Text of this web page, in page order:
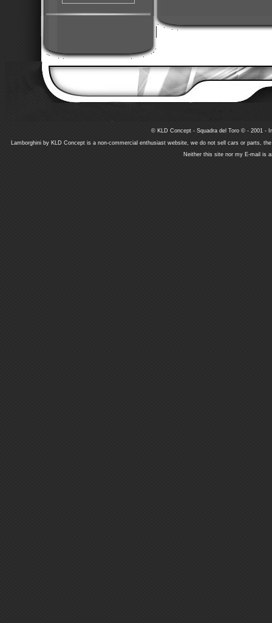
© KLD Concept - Squadra del Toro © - 2001 -
Lamborghini by KLD Concept is a non-commercial enthusiast website, we do not sell cars or parts,
Neither this site nor my E-mail is